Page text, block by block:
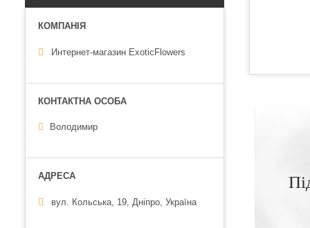
Интернет-магазин ExoticFlowers
Володимир
вул. Кольська, 19, Дніпро, Україна